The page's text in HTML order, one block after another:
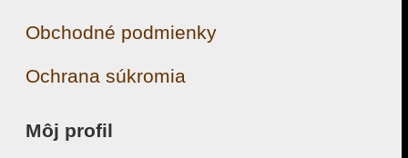
Obchodné podmienky
Ochrana súkromia
Môj profil